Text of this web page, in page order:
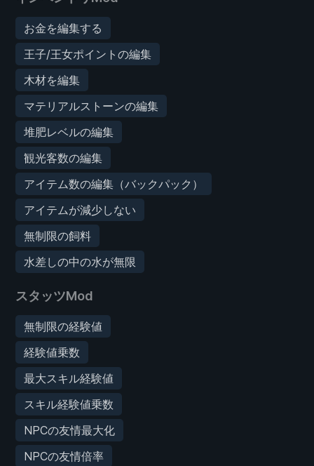
お金を編集する
王子/王女ポイントの編集
木材を編集
マテリアルストーンの編集
堆肥レベルの編集
観光客数の編集
アイテム数の編集（バックパック）
アイテムが減少しない
無制限の飼料
水差しの中の水が無限
スタッツMod
無制限の経験値
経験値乗数
最大スキル経験値
スキル経験値乗数
NPCの友情最大化
NPCの友情倍率